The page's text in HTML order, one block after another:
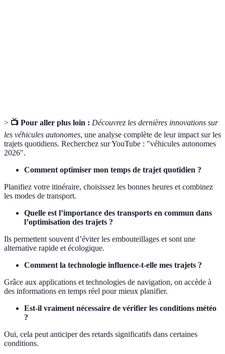
> 📺 Pour aller plus loin : Découvrez les dernières innovations sur
les véhicules autonomes, une analyse complète de leur impact sur les
trajets quotidiens. Recherchez sur YouTube : "véhicules autonomes
2026".
Comment optimiser mon temps de trajet quotidien ?
Planifiez votre itinéraire, choisissez les bonnes heures et combinez
les modes de transport.
Quelle est l’importance des transports en commun dans
l’optimisation des trajets ?
Ils permettent souvent d’éviter les embouteillages et sont une
alternative rapide et écologique.
Comment la technologie influence-t-elle mes trajets ?
Grâce aux applications et technologies de navigation, on accède à
des informations en temps réel pour mieux planifier.
Est-il vraiment nécessaire de vérifier les conditions météo
?
Oui, cela peut anticiper des retards significatifs dans certaines
conditions.